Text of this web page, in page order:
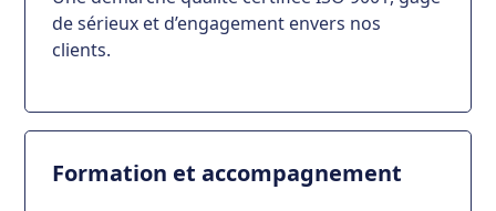
de sérieux et d’engagement envers nos
clients.
Formation et accompagnement